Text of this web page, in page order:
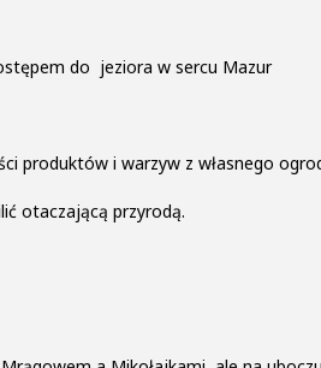
do jeziora w sercu Mazur
produktów i warzyw z własnego
otaczającą przyrodą.